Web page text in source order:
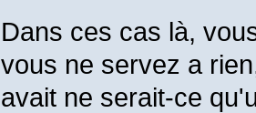
Dans ces cas là,
vous ne servez a
avait ne serait-ce